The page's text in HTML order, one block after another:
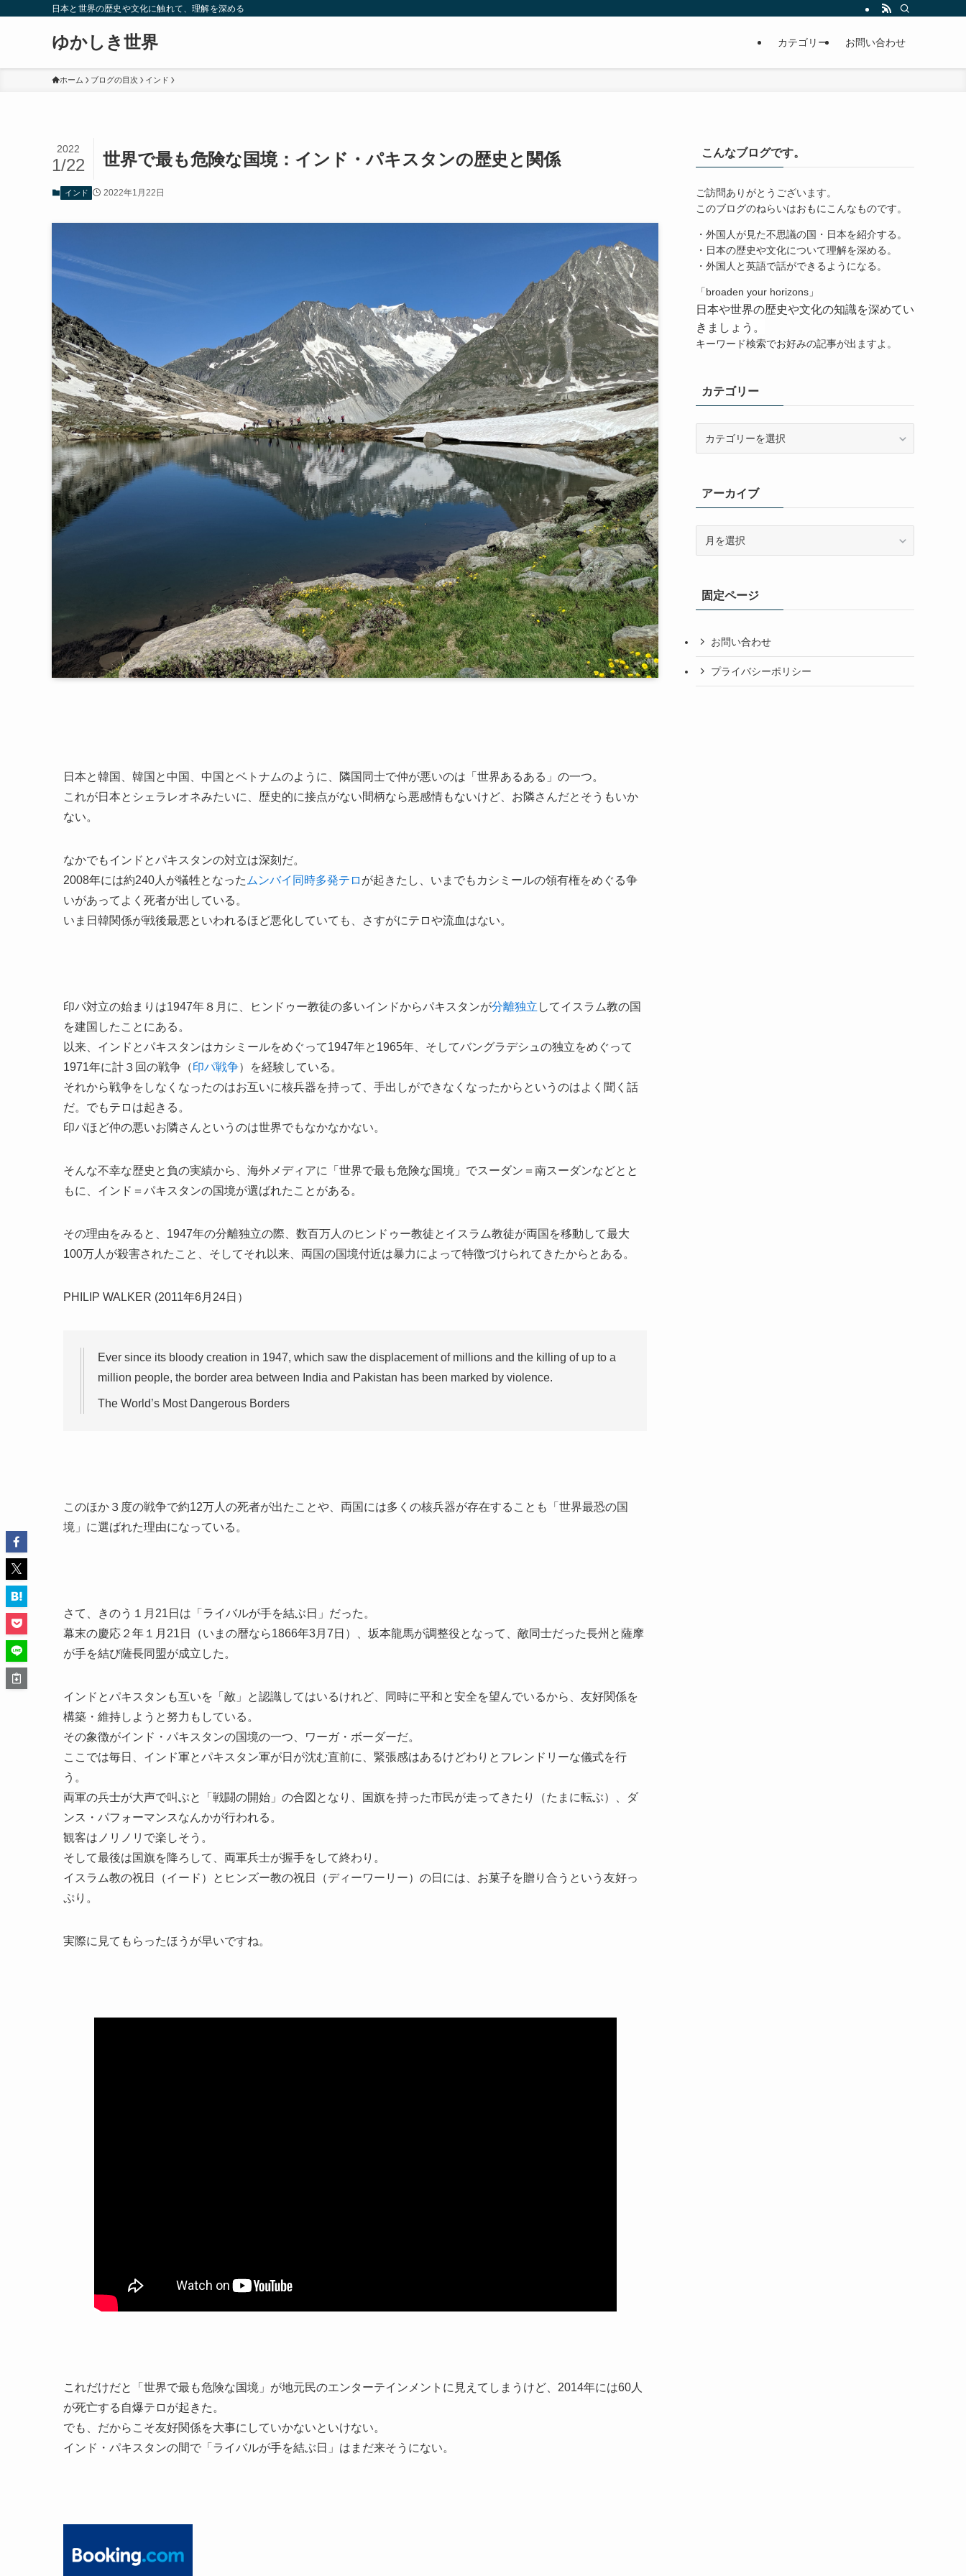
日本と世界の歴史や文化に触れて、理解を深める
ゆかしき世界 カテゴリー お問い合わせ
ホーム ブログの目次 インド
世界で最も危険な国境：インド・パキスタンの歴史と関係
2022
1/22
インド 2022年1月22日
日本と韓国、韓国と中国、中国とベトナムのように、隣国同士で仲が悪いのは「世界あるある」の一つ。
これが日本とシェラレオネみたいに、歴史的に接点がない間柄なら悪感情もないけど、お隣さんだとそうもいか
ない。
なかでもインドとパキスタンの対立は深刻だ。
2008年には約240人が犠牲となった ムンバイ同時多発テロ が起きたし、いまでもカシミールの領有権をめぐる争
いがあってよく死者が出している。
いま日韓関係が戦後最悪といわれるほど悪化していても、さすがにテロや流血はない。
印パ対立の始まりは1947年８月に、ヒンドゥー教徒の多いインドからパキスタンが分離独立 してイスラム教の国
を建国したことにある。
以来、インドとパキスタンはカシミールをめぐって1947年と1965年、そしてバングラデシュの独立をめぐって
1971年に計３回の戦争（印パ戦争）を経験している。
それから戦争をしなくなったのはお互いに核兵器を持って、手出しができなくなったからというのはよく聞く話
だ。でもテロは起きる。
印パほど仲の悪いお隣さんというのは世界でもなかなかない。
そんな不幸な歴史と負の実績から、海外メディアに「世界で最も危険な国境」でスーダン＝南スーダンなどとと
もに、インド＝パキスタンの国境が選ばれたことがある。
その理由をみると、1947年の分離独立の際、数百万人のヒンドゥー教徒とイスラム教徒が両国を移動して最大
100万人が殺害されたこと、そしてそれ以来、両国の国境付近は暴力によって特徴づけられてきたからとある。
PHILIP WALKER (2011年6月24日）
Ever since its bloody creation in 1947, which saw the displacement of millions and the killing of up to a
million people, the border area between India and Pakistan has been marked by violence.
The World’s Most Dangerous Borders
このほか３度の戦争で約12万人の死者が出たことや、両国には多くの核兵器が存在することも「世界最恐の国
境」に選ばれた理由になっている。
さて、きのう１月21日は「ライバルが手を結ぶ日」だった。
幕末の慶応２年１月21日（いまの暦なら1866年3月7日）、坂本龍馬が調整役となって、敵同士だった長州と薩摩
が手を結び薩長同盟が成立した。
インドとパキスタンも互いを「敵」と認識してはいるけれど、同時に平和と安全を望んでいるから、友好関係を
構築・維持しようと努力もしている。
その象徴がインド・パキスタンの国境の一つ、ワーガ・ボーダーだ。
ここでは毎日、インド軍とパキスタン軍が日が沈む直前に、緊張感はあるけどわりとフレンドリーな儀式を行
う。
両軍の兵士が大声で叫ぶと「戦闘の開始」の合図となり、国旗を持った市民が走ってきたり（たまに転ぶ）、ダ
ンス・パフォーマンスなんかが行われる。
観客はノリノリで楽しそう。
そして最後は国旗を降ろして、両軍兵士が握手をして終わり。
イスラム教の祝日（イード）とヒンズー教の祝日（ディーワーリー）の日には、お菓子を贈り合うという友好っ
ぷり。
実際に見てもらったほうが早いですね。
これだけだと「世界で最も危険な国境」が地元民のエンターテインメントに見えてしまうけど、2014年には60人
が死亡する自爆テロが起きた。
でも、だからこそ友好関係を大事にしていかないといけない。
インド・パキスタンの間で「ライバルが手を結ぶ日」はまだ来そうにない。
こんなブログです。
ご訪問ありがとうございます。
このブログのねらいはおもにこんなものです。
・外国人が見た不思議の国・日本を紹介する。
・日本の歴史や文化について理解を深める。
・外国人と英語で話ができるようになる。
「broaden your horizons」
日本や世界の歴史や文化の知識を深めてい
きましょう。
キーワード検索でお好みの記事が出ますよ。
カテゴリー
ーアーカイブ
ブ固定ページ
お問い合わせ
プライバシーポリシー